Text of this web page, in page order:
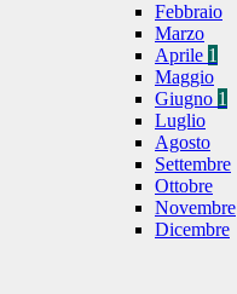
Febbraio
Marzo
Aprile 1
Maggio
Giugno 1
Luglio
Agosto
Settembre
Ottobre
Novembre
Dicembre